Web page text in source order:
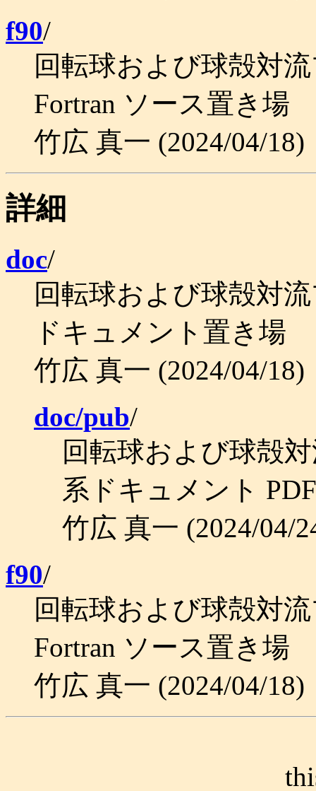
f90/
回転球および球殻対
Fortran ソース置き場
竹広 真一 (2024/04/18)
詳細
doc/
回転球および球殻対
ドキュメント置き場
竹広 真一 (2024/04/18)
doc/pub/
回転球および球殻
系ドキュメント
竹広 真一 (2024/04/
f90/
回転球および球殻対
Fortran ソース置き場
竹広 真一 (2024/04/18)